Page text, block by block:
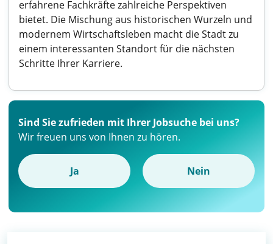
erfahrene Fachkräfte zahlreiche Perspektiven
bietet. Die Mischung aus historischen Wurzeln und
modernem Wirtschaftsleben macht die Stadt zu
einem interessanten Standort für die nächsten
Schritte Ihrer Karriere.
Sind Sie zufrieden mit Ihrer Jobsuche bei uns?
Wir freuen uns von Ihnen zu hören.
Ja Nein